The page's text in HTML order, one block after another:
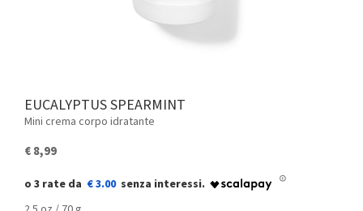
EUCALYPTUS SPEARMINT
Mini crema corpo idratante
€ 8,99
€ 3.00